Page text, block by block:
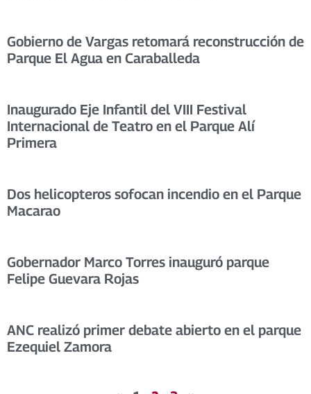
Gobierno de Vargas retomará reconstrucción de
Parque El Agua en Caraballeda
Inaugurado Eje Infantil del VIII Festival
Internacional de Teatro en el Parque Alí
Primera
Dos helicopteros sofocan incendio en el Parque
Macarao
Gobernador Marco Torres inauguró parque
Felipe Guevara Rojas
ANC realizó primer debate abierto en el parque
Ezequiel Zamora